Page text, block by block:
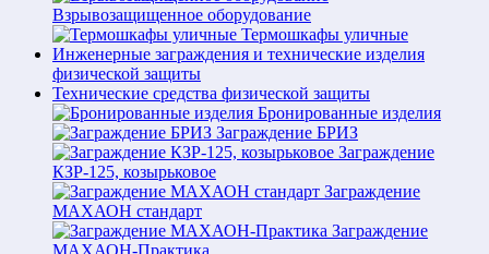
Взрывозащищенное оборудование
Термошкафы уличные
Инженерные заграждения и технические изделия
физической защиты
Технические средства физической защиты
Бронированные изделия
Заграждение БРИЗ
Заграждение
КЗР-125, козырьковое
Заграждение
МАХАОН стандарт
Заграждение
МАХАОН-Практика